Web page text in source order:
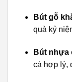
Bút gỗ
quà kỷ
Bút nhựa
cả hợp lý,